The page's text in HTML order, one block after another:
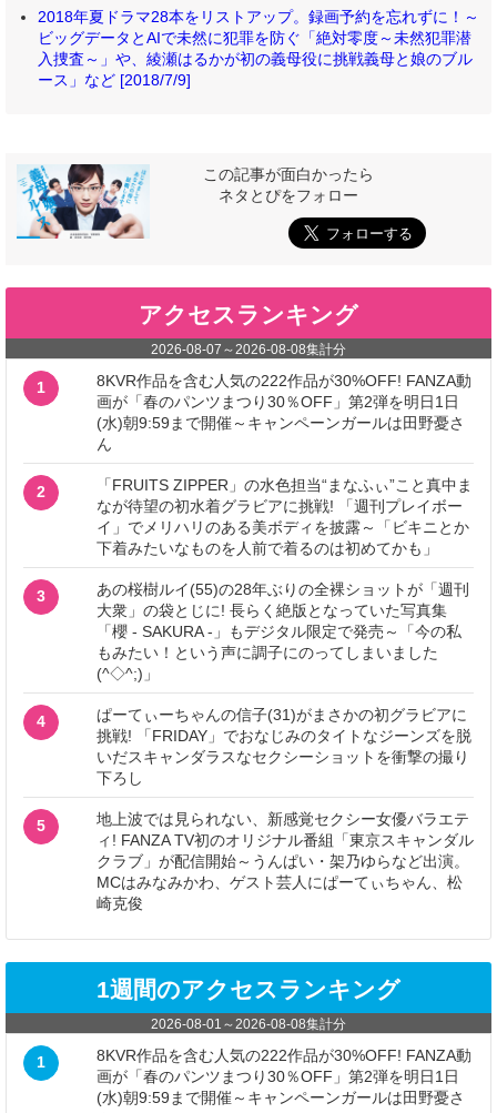
2018年夏ドラマ28本をリストアップ。録画予約を忘れずに！～
ビッグデータとAIで未然に犯罪を防ぐ「絶対零度～未然犯罪潜
入捜査～」や、綾瀬はるかが初の義母役に挑戦義母と娘のブル
ース」など [2018/7/9]
この記事が面白かったら
ネタとぴをフォロー
アクセスランキング
2026-08-07 ～ 2026-08-08集計分
1
8KVR作品を含む人気の222作品が30%OFF! FANZA動
画が「春のパンツまつり30％OFF」第2弾を明日1日
(水)朝9:59まで開催～キャンペーンガールは田野憂さ
ん
2
「FRUITS ZIPPER」の水色担当“まなふぃ”こと真中ま
なが待望の初水着グラビアに挑戦! 「週刊プレイボー
イ」でメリハリのある美ボディを披露～「ビキニとか
下着みたいなものを人前で着るのは初めてかも」
3
あの桜樹ルイ(55)の28年ぶりの全裸ショットが「週刊
大衆」の袋とじに! 長らく絶版となっていた写真集
「櫻 - SAKURA -」もデジタル限定で発売～「今の私
もみたい！という声に調子にのってしまいました
(^◇^;)」
4
ぱーてぃーちゃんの信子(31)がまさかの初グラビアに
挑戦! 「FRIDAY」でおなじみのタイトなジーンズを脱
いだスキャンダラスなセクシーショットを衝撃の撮り
下ろし
5
地上波では見られない、新感覚セクシー女優バラエテ
ィ! FANZA TV初のオリジナル番組「東京スキャンダル
クラブ」が配信開始～うんぱい・架乃ゆらなど出演。
MCはみなみかわ、ゲスト芸人にぱーてぃちゃん、松
崎克俊
1週間のアクセスランキング
2026-08-01 ～ 2026-08-08集計分
1
8KVR作品を含む人気の222作品が30%OFF! FANZA動
画が「春のパンツまつり30％OFF」第2弾を明日1日
(水)朝9:59まで開催～キャンペーンガールは田野憂さ